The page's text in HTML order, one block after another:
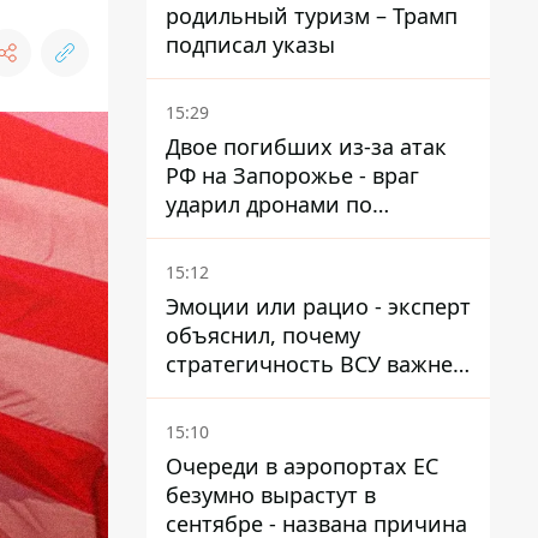
родильный туризм – Трамп
подписал указы
15:29
Двое погибших из-за атак
РФ на Запорожье - враг
ударил дронами по
автомобилю и поселку
15:12
Эмоции или рацио - эксперт
объяснил, почему
стратегичность ВСУ важнее
эмоциональных атак РФ
15:10
Очереди в аэропортах ЕС
безумно вырастут в
сентябре - названа причина